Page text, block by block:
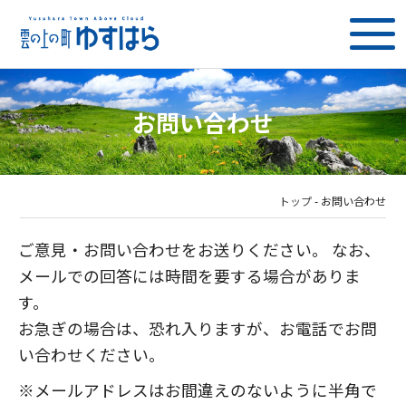
お問い合わせ
トップ - お問い合わせ
ご意見・お問い合わせをお送りください。 なお、
メールでの回答には時間を要する場合がありま
す。
お急ぎの場合は、恐れ入りますが、お電話でお問
い合わせください。
※メールアドレスはお間違えのないように半角で